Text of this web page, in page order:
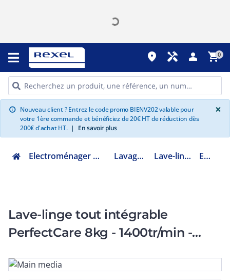
place handyman person shopping_cart0
info Nouveau client ? Entrez le code promo BIENV202 valable pour
votre 1ère commande et bénéficiez de 20€ HT de réduction dès
200€ d'achat HT. | En savoir plus
×
Electroménager multimédia et informatique Lavage encastrable Lave-linge encastrable EW7F1482BI
Lave-linge tout intégrable
PerfectCare 8kg - 1400tr/min -